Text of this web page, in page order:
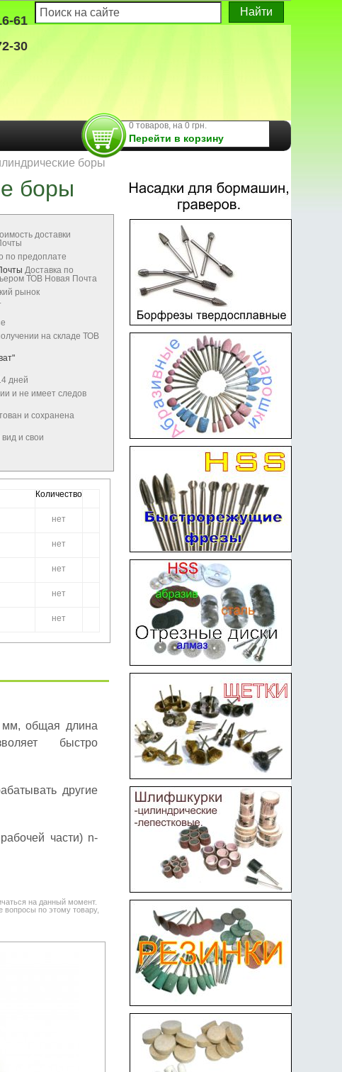
61
30
0 товаров, на 0 грн.
Перейти в корзину
боры
боры
доставки
по предоплате
Доставка по
ТОВ Новая Почта
рынок
на складе ТОВ
дней
и не имеет следов
и сохранена
и свои
Количество
нет
нет
нет
нет
нет
мм, общая длина
быстро
другие
части) n-
на данный момент.
по этому товару,